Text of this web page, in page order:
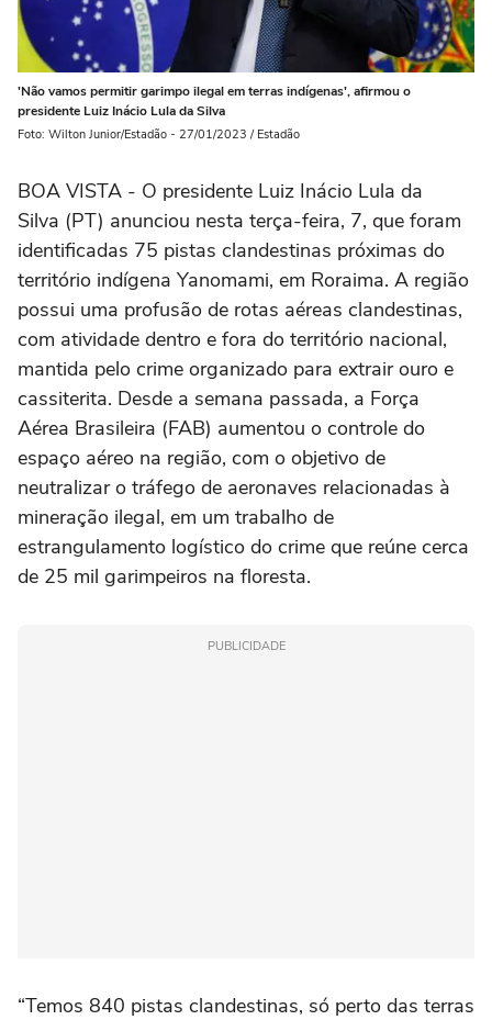
'Não vamos permitir garimpo ilegal em terras indígenas', afirmou o
presidente Luiz Inácio Lula da Silva
Foto: Wilton Junior/Estadão - 27/01/2023 / Estadão
BOA VISTA - O presidente Luiz Inácio Lula da
Silva (PT) anunciou nesta terça-feira, 7, que foram
identificadas 75 pistas clandestinas próximas do
território indígena Yanomami, em Roraima. A região
possui uma profusão de rotas aéreas clandestinas,
com atividade dentro e fora do território nacional,
mantida pelo crime organizado para extrair ouro e
cassiterita. Desde a semana passada, a Força
Aérea Brasileira (FAB) aumentou o controle do
espaço aéreo na região, com o objetivo de
neutralizar o tráfego de aeronaves relacionadas à
mineração ilegal, em um trabalho de
estrangulamento logístico do crime que reúne cerca
de 25 mil garimpeiros na floresta.
PUBLICIDADE
“Temos 840 pistas clandestinas, só perto das terras